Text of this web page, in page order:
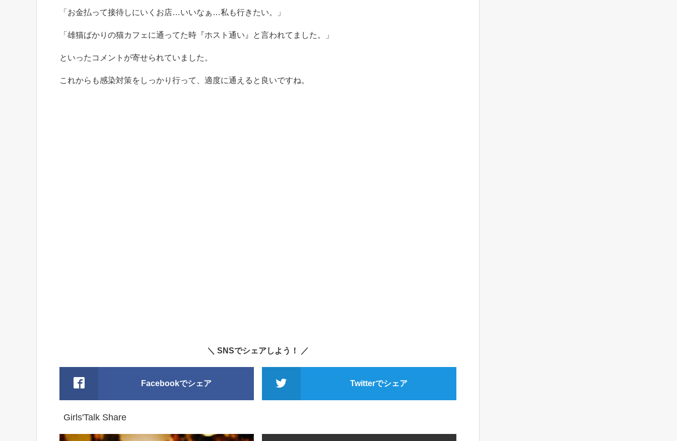
「お金払って接待しにいくお店…いいなぁ…私も行きたい。」
「雄猫ばかりの猫カフェに通ってた時『ホスト通い』と言われてました。」
といったコメントが寄せられていました。
これからも感染対策をしっかり行って、適度に通えると良いですね。
＼ SNSでシェアしよう！ ／
Facebookでシェア Twitterでシェア
Girls'Talk Share